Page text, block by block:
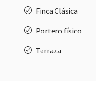
Finca Clásica
Portero físico
Terraza